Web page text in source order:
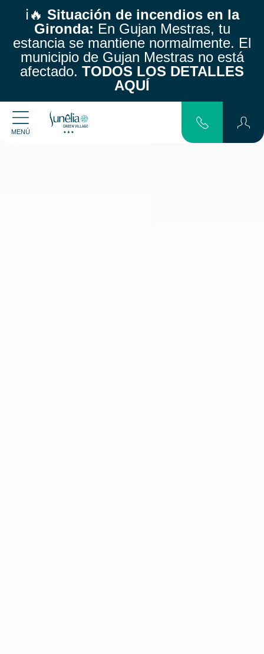
ℹ️🔥 Situación de incendios en la
Gironda: En Gujan Mestras, tu
estancia se mantiene normalmente. El
municipio de Gujan Mestras no está
afectado. TODOS LOS DETALLES
AQUÍ
MENÚ